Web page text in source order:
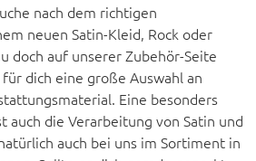
nach dem richtigen
neuen Satin-Kleid, Rock oder
doch auf unserer Zubehör-Seite
dich eine große Auswahl an
Eine besonders
auch die Verarbeitung von Satin und
auch bei uns im Sortiment in